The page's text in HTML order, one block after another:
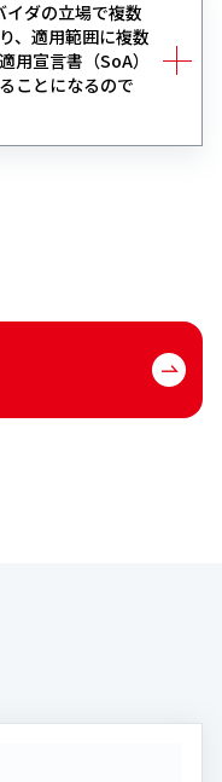
ダの立場で複数
、適用範囲に複数
用宣言書（SoA）
ことになるので